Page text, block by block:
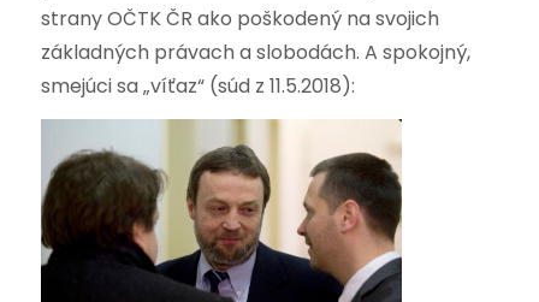
strany OČTK ČR ako poškodený na svojich
základných právach a slobodách. A spokojný,
smejúci sa „víťaz“ (súd z 11.5.2018):